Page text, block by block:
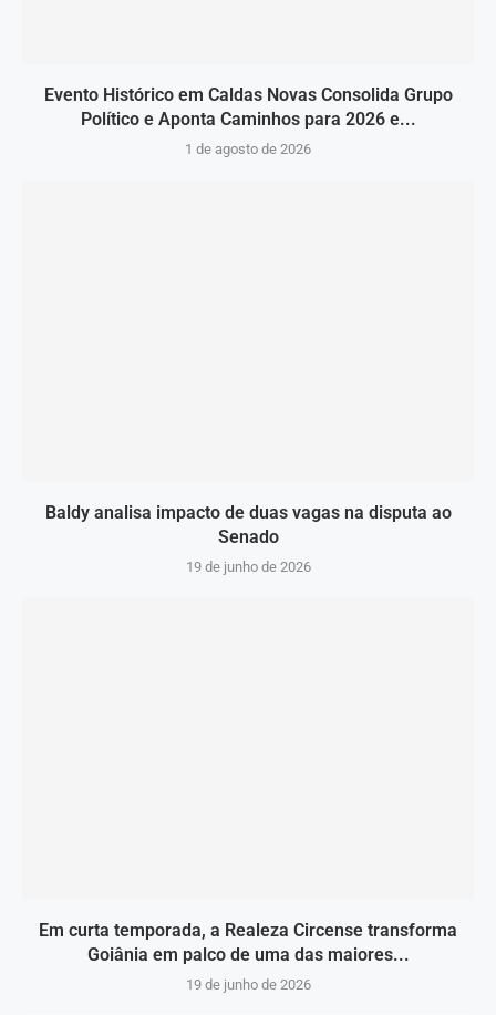
Evento Histórico em Caldas Novas Consolida Grupo
Político e Aponta Caminhos para 2026 e...
1 de agosto de 2026
Baldy analisa impacto de duas vagas na disputa ao
Senado
19 de junho de 2026
Em curta temporada, a Realeza Circense transforma
Goiânia em palco de uma das maiores...
19 de junho de 2026